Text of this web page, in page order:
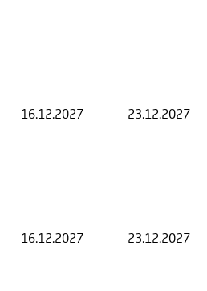
16.12.2027 23.12.2027
16.12.2027 23.12.2027